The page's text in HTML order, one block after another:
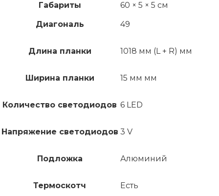
Габариты
60 × 5 × 5 см
Диагональ 49
Длина планки 1018 мм (L + R) мм
Ширина планки 15 мм мм
Количество светодиодов 6 LED
Напряжение светодиодов 3 V
Подложка Алюминий
Термоскотч Есть